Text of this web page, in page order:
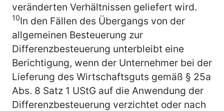
veränderten Verhältnissen geliefert wird.
10In den Fällen des Übergangs von der
allgemeinen Besteuerung zur
Differenzbesteuerung unterbleibt eine
Berichtigung, wenn der Unternehmer bei der
Lieferung des Wirtschaftsguts gemäß § 25a
Abs. 8 Satz 1 UStG auf die Anwendung der
Differenzbesteuerung verzichtet oder nach